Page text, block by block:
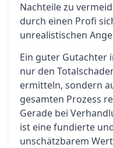
Nachteile zu
durch einen Profi
unrealistischen
Ein guter Gutachter
nur den
ermitteln, sondern
gesamten Prozess
Gerade bei
ist eine fundierte
unschätzbarem